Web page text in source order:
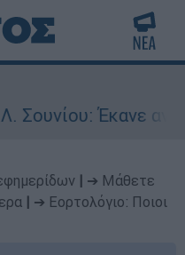
αναστροφή ο
➔ Μάθετε
➔ Εορτολόγιο: Ποιοι